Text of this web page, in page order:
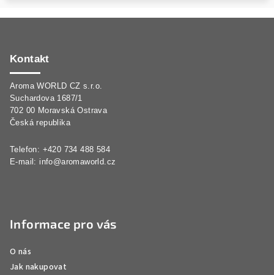
Kontakt
Aroma WORLD CZ s.r.o.
Suchardova 1687/1
702 00 Moravská Ostrava
Česká republika
Telefon: +420 734 488 584
E-mail: info@aromaworld.cz
Informace pro vás
O nás
Jak nakupovat